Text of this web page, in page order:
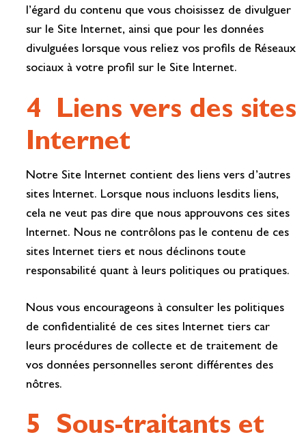
l’égard du contenu que vous choisissez de divulguer
sur le Site Internet, ainsi que pour les données
divulguées lorsque vous reliez vos profils de Réseaux
sociaux à votre profil sur le Site Internet.
4 Liens vers des sites
Internet
Notre Site Internet contient des liens vers d’autres
sites Internet. Lorsque nous incluons lesdits liens,
cela ne veut pas dire que nous approuvons ces sites
Internet. Nous ne contrôlons pas le contenu de ces
sites Internet tiers et nous déclinons toute
responsabilité quant à leurs politiques ou pratiques.
Nous vous encourageons à consulter les politiques
de confidentialité de ces sites Internet tiers car
leurs procédures de collecte et de traitement de
vos données personnelles seront différentes des
nôtres.
5 Sous-traitants et